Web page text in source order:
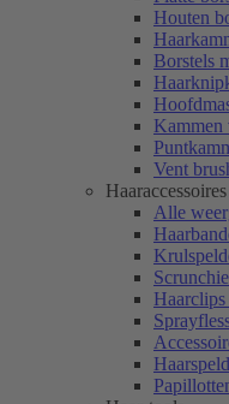
Houten
Borstels
Kammen
Vent
Haaraccessoires
Alle